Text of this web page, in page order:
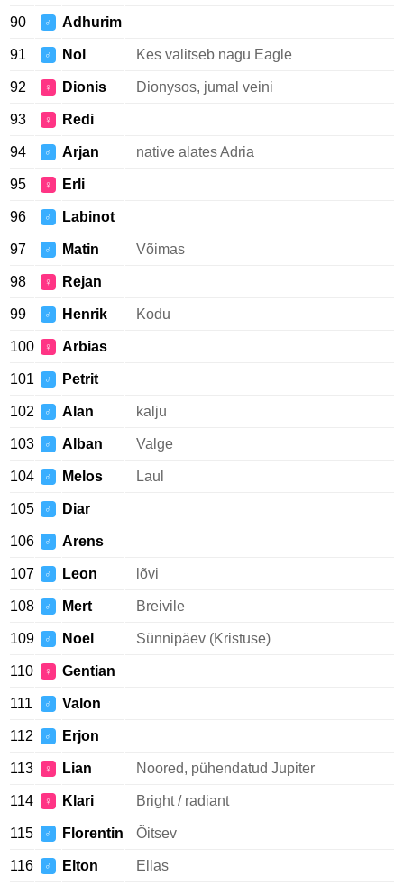
90 ♂ Adhurim
91 ♂ Nol Kes valitseb nagu Eagle
92 ♀ Dionis Dionysos, jumal veini
93 ♀ Redi
94 ♂ Arjan native alates Adria
95 ♀ Erli
96 ♂ Labinot
97 ♂ Matin Võimas
98 ♀ Rejan
99 ♂ Henrik Kodu
100 ♀ Arbias
101 ♂ Petrit
102 ♂ Alan kalju
103 ♂ Alban Valge
104 ♂ Melos Laul
105 ♂ Diar
106 ♂ Arens
107 ♂ Leon lõvi
108 ♂ Mert Breivile
109 ♂ Noel Sünnipäev (Kristuse)
110 ♀ Gentian
111 ♂ Valon
112 ♂ Erjon
113 ♀ Lian Noored, pühendatud Jupiter
114 ♀ Klari Bright / radiant
115 ♂ Florentin Õitsev
116 ♂ Elton Ellas